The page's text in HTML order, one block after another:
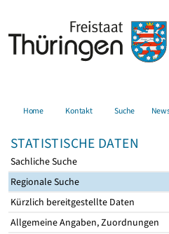
Home Kontakt Suche
STATISTISCHE DATEN
Sachliche Suche
Regionale Suche
Kürzlich bereitgestellte Daten
Allgemeine Angaben, Zuordnungen